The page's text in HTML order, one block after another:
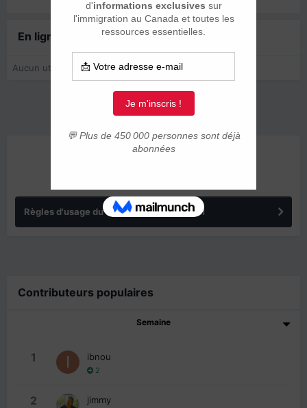
En ligne récemment0 membre est en ligne
Aucun utilisateur enregistré regarde cette page.
Règles d'usage du forum IMMIGRER.COM
Contributeurs populaires
Semaine
1 ibnou
2
2 jimmy